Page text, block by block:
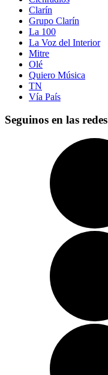
Clarín
Grupo Clarín
La 100
La Voz del Interior
Mitre
Olé
Quiero Música
TN
Vía País
Seguinos en las redes